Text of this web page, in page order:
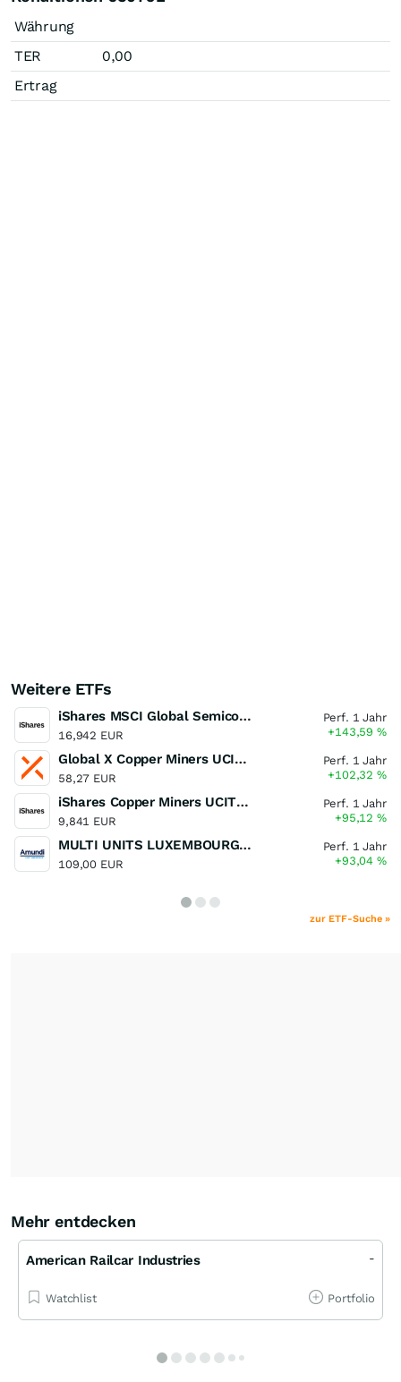
Währung
TER
0,00
Ertrag
Weitere ETFs
iShares MSCI Global Semiconductors UCITS ETF USD (Acc)
16,942 EUR
Perf. 1 Jahr
+143,59%
Global X Copper Miners UCITS ETF USD Acc
58,27 EUR
Perf. 1 Jahr
+102,32%
iShares Copper Miners UCITS ETF
9,841 EUR
Perf. 1 Jahr
+95,12%
MULTI UNITS LUXEMBOURG - Lyxor MSCI Semiconductors ESG Filtered
109,00 EUR
Perf. 1 Jahr
+93,04%
zur ETF-Suche »
Mehr entdecken
American Railcar Industries -
Watchlist Portfolio